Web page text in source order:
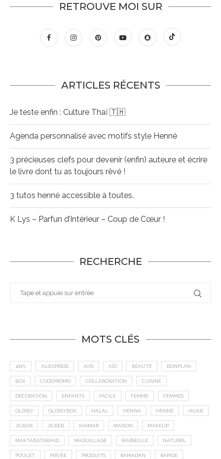
RETROUVE MOI SUR
ARTICLES RÉCENTS
Je teste enfin : Culture Thaï 🇹🇭
Agenda personnalisé avec motifs style Henné
3 précieuses clefs pour devenir (enfin) auteure et écrire
le livre dont tu as toujours rêvé !
3 tutos henné accessible à toutes.
K Lys – Parfun d’Intérieur – Coup de Cœur !
RECHERCHE
MOTS CLÉS
100% ALIEXPRESS AVIS AÏD BEAUTÉ BONPLAN
BOX CODEPROMO COLLABORATION CUISINE
DÉCORATION ENFANTS FACILE FEMME FEMMES
GLOSSY GLOSSYBOX HALAL HENNA HENNÉ HIJAB
JILBAB JILBEB KHIMAR MAISON MAKEUP
MAKTABATAWHID MAQUILLAGE MARSEILLE NATUREL
POULET PRIVÉE PRODUITS RAMADAN RAPIDE